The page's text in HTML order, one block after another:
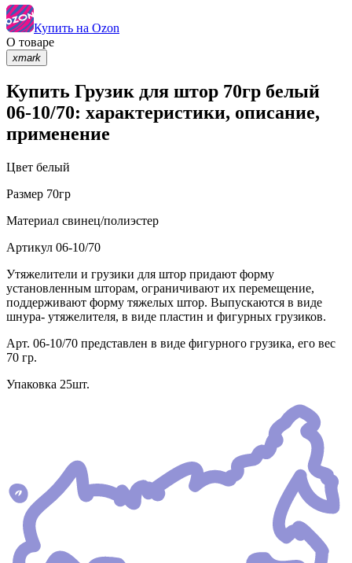
Купить на Ozon
О товаре
xmark
Купить Грузик для штор 70гр белый
06-10/70: характеристики, описание,
применение
Цвет белый
Размер 70гр
Материал свинец/полиэстер
Артикул 06-10/70
Утяжелители и грузики для штор придают форму
установленным шторам, ограничивают их перемещение,
поддерживают форму тяжелых штор. Выпускаются в виде
шнура- утяжелителя, в виде пластин и фигурных грузиков.
Арт. 06-10/70 представлен в виде фигурного грузика, его вес
70 гр.
Упаковка 25шт.